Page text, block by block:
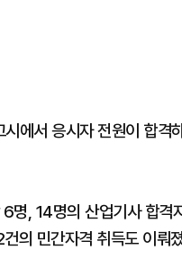
에서 응시자 전원이 합격
명, 14명의 산업기사 합격
의 민간자격 취득도 이뤄